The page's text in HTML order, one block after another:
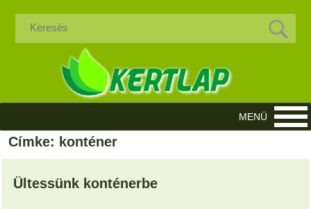
Címke: konténer
Ültessünk konténerbe